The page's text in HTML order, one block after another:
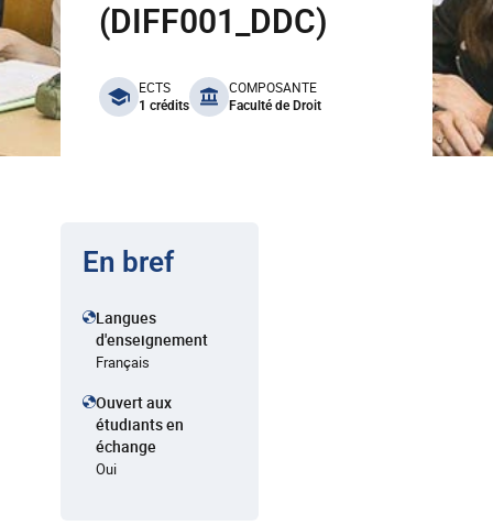
(DIFF001_DDC)
benefits
ECTS
1 crédits
COMPOSANTE
Faculté de Droit
En bref
Langues
d'enseignement
Français
Ouvert aux
étudiants en
échange
Oui